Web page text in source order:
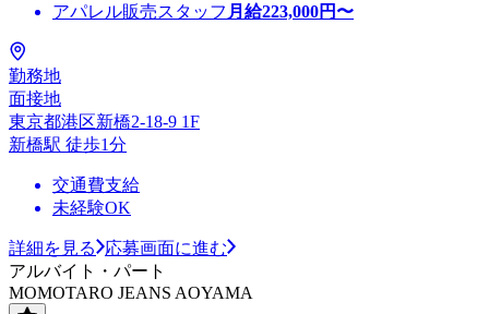
アパレル販売スタッフ 月給223,000円〜
勤務地
面接地
東京都港区新橋2-18-9 1F
新橋駅 徒歩1分
交通費支給
未経験OK
詳細を見る
応募画面に進む
アルバイト・パート
MOMOTARO JEANS AOYAMA